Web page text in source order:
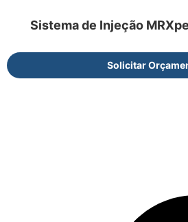
Sistema de Injeção
Solicitar